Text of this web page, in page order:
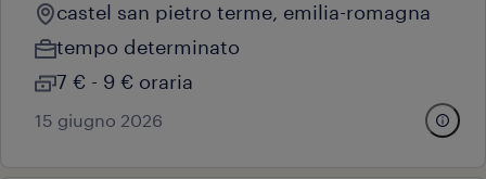
castel san pietro terme, emilia-romagna
tempo determinato
7 € - 9 € oraria
15 giugno 2026